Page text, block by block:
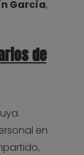
García,
de
en